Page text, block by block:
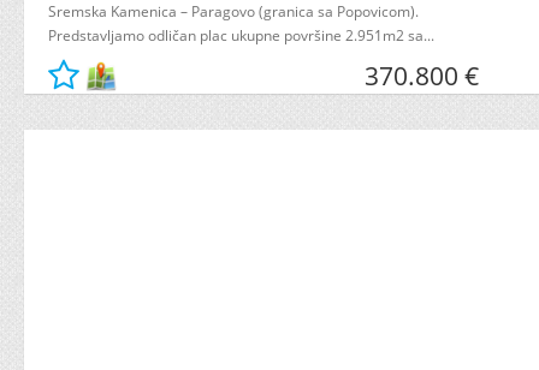
Sremska Kamenica – Paragovo (granica sa Popovicom).
Predstavljamo odličan plac ukupne površine 2.951m2 sa...
370.800 €